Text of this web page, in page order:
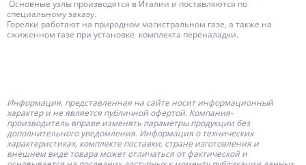
Основные узлы производятся в Италии и поставляются по
специальному заказу.
Горелки работают на природном магистральном газе, а также на
сжиженном газе при установке комплекта переналадки.
Информация, представленная на сайте носит информационный
характер и не является публичной офертой. Компания-
производитель вправе изменять параметры продукции без
дополнительного уведомления. Информация о технических
характеристиках, комплекте поставки, стране изготовления и
внешнем виде товара может отличаться от фактической и